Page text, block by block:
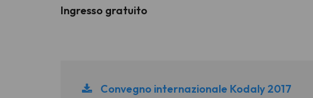
Ingresso gratuito
Convegno internazionale Kodaly 2017